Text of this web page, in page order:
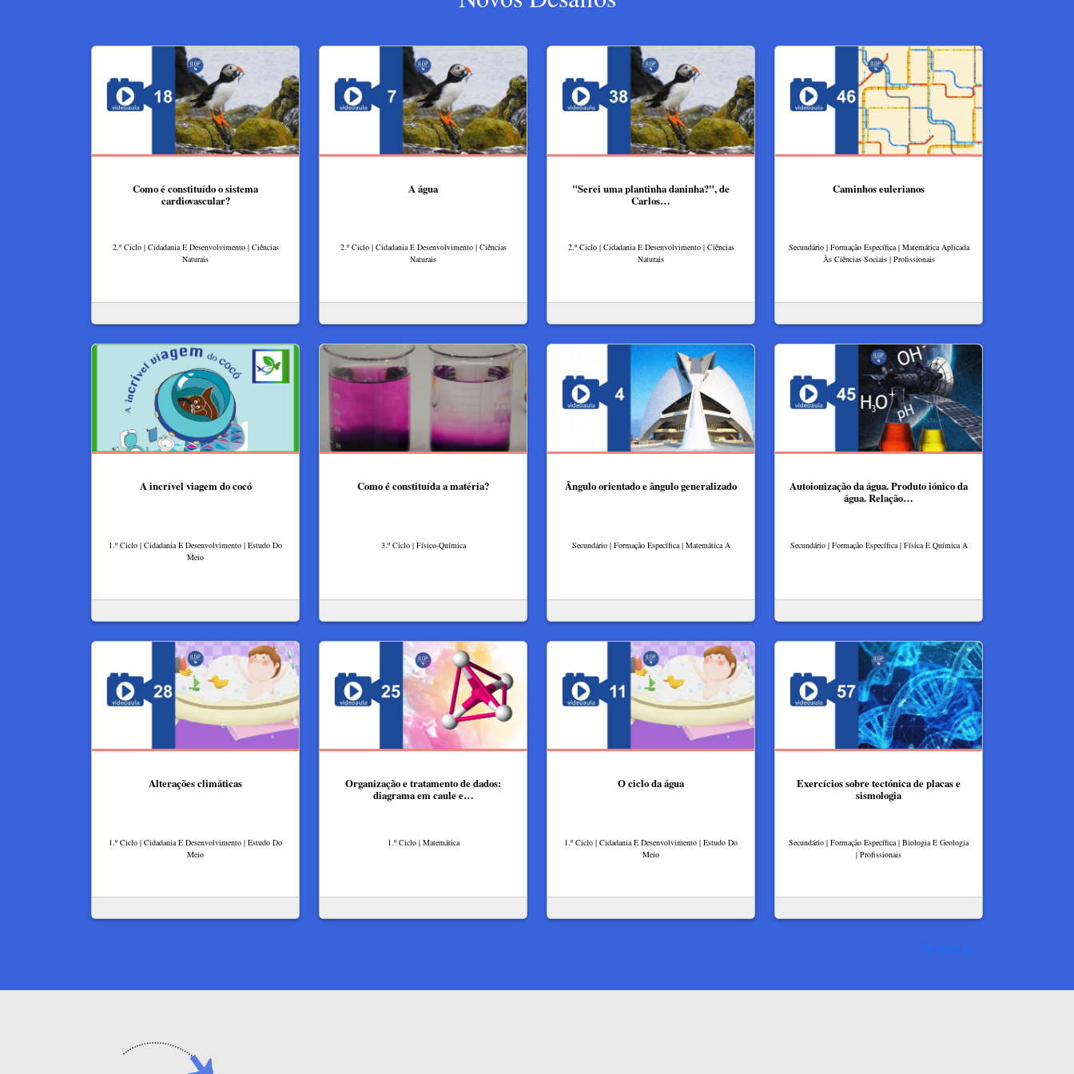
Como é constituído o sistema
cardiovascular?
2.º Ciclo | Cidadania E Desenvolvimento | Ciências
Naturais
A água
2.º Ciclo | Cidadania E Desenvolvimento | Ciências
Naturais
"Serei uma plantinha daninha?", de
Carlos…
2.º Ciclo | Cidadania E Desenvolvimento | Ciências
Naturais
Caminhos eulerianos
Secundário | Formação Específica | Matemática Aplicada
Às Ciências Sociais | Profissionais
A incrível viagem do cocó
1.º Ciclo | Cidadania E Desenvolvimento | Estudo Do
Meio
Como é constituída a matéria?
3.º Ciclo | Físico-Química
Ângulo orientado e ângulo generalizado
Secundário | Formação Específica | Matemática A
Autoionização da água. Produto iónico da
água. Relação…
Secundário | Formação Específica | Física E Química A
Alterações climáticas
1.º Ciclo | Cidadania E Desenvolvimento | Estudo Do
Meio
Organização e tratamento de dados:
diagrama em caule e…
1.º Ciclo | Matemática
O ciclo da água
1.º Ciclo | Cidadania E Desenvolvimento | Estudo Do
Meio
Exercícios sobre tectónica de placas e
sismologia
Secundário | Formação Específica | Biologia E Geologia
| Profissionais
Ver mais